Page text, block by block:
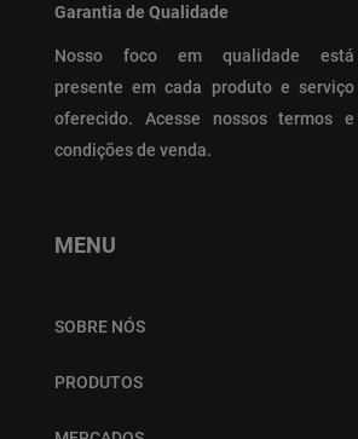
Garantia de Qualidade
Nosso foco em qualidade está
presente em cada produto e serviço
oferecido. Acesse nossos termos e
condições de venda.
MENU
SOBRE NÓS
PRODUTOS